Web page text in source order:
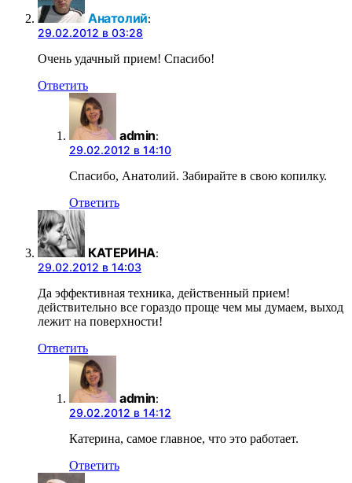
Анатолий:
29.02.2012 в 03:28
Очень удачный прием! Спасибо!
Ответить
admin:
29.02.2012 в 14:10
Спасибо, Анатолий. Забирайте в свою копилку.
Ответить
КАТЕРИНА:
29.02.2012 в 14:03
Да эффективная техника, действенный прием!
действительно все гораздо проще чем мы думаем, выход
лежит на поверхности!
Ответить
admin:
29.02.2012 в 14:12
Катерина, самое главное, что это работает.
Ответить